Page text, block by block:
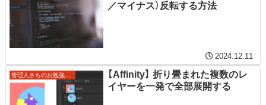
／マイナス）反転する方法
2024.12.11
【Affinity】 折り畳まれた複数のレ
イヤーを一発で全部展開する